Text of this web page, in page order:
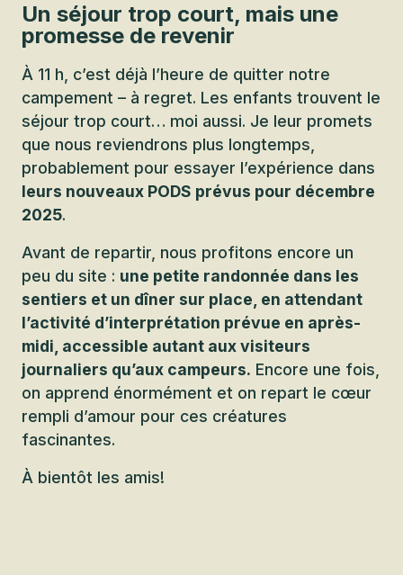
Un séjour trop court, mais une
promesse de revenir
À 11 h, c’est déjà l’heure de quitter notre
campement – à regret. Les enfants trouvent le
séjour trop court… moi aussi. Je leur promets
que nous reviendrons plus longtemps,
probablement pour essayer l’expérience dans
leurs nouveaux PODS prévus pour décembre
2025.
Avant de repartir, nous profitons encore un
peu du site : une petite randonnée dans les
sentiers et un dîner sur place, en attendant
l’activité d’interprétation prévue en après-
midi, accessible autant aux visiteurs
journaliers qu’aux campeurs. Encore une fois,
on apprend énormément et on repart le cœur
rempli d’amour pour ces créatures
fascinantes.
À bientôt les amis!